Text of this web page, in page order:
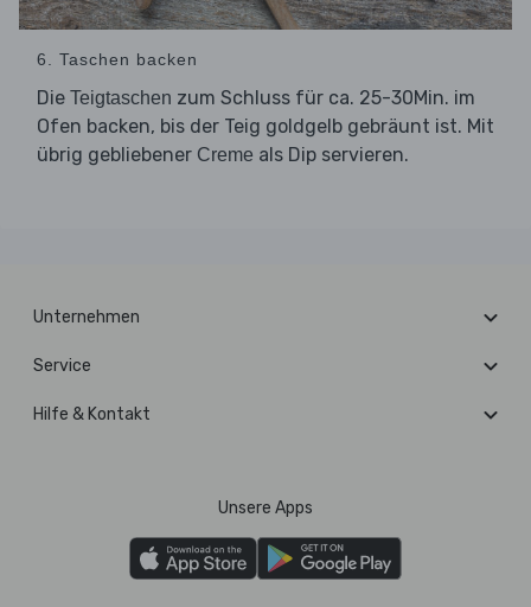
6. Taschen backen
Die Teigtaschen zum Schluss für ca. 25-30Min. im
Ofen backen, bis der Teig goldgelb gebräunt ist. Mit
übrig gebliebener Creme als Dip servieren.
Unternehmen
Service
Hilfe & Kontakt
Unsere Apps